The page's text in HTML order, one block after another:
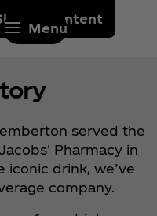
to content
Menu
served the
Pharmacy in
iconic drink, we’ve
company.